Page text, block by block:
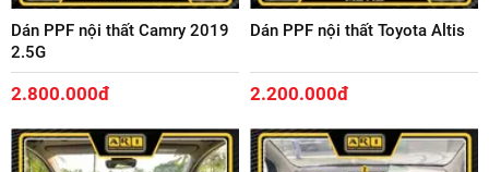
Dán PPF nội thất Camry 2019
2.5G
2.800.000đ
Dán PPF nội thất Toyota Altis
2.200.000đ